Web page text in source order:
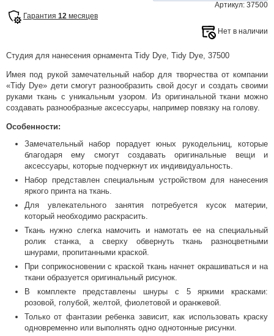
Артикул: 37500
Гарантия 12 месяцев
Нет в наличии
Студия для нанесения орнамента Tidy Dye, Tidy Dye, 37500
Имея под рукой замечательный набор для творчества от компании
«Tidy Dye» дети смогут разнообразить свой досуг и создать своими
руками ткань с уникальным узором. Из оригинальной ткани можно
создавать разнообразные аксессуары, например повязку на голову.
Особенности:
Замечательный набор порадует юных рукодельниц, которые
благодаря ему смогут создавать оригинальные вещи и
аксессуары, которые подчеркнут их индивидуальность.
Набор представлен специальным устройством для нанесения
яркого принта на ткань.
Для увлекательного занятия потребуется кусок материи,
который необходимо раскрасить.
Ткань нужно слегка намочить и намотать ее на специальный
ролик станка, а сверху обвернуть ткань разноцветными
шнурами, пропитанными краской.
При соприкосновении с краской ткань начнет окрашиваться и на
ткани образуется оригинальный рисунок.
В комплекте представлены шнуры с 5 яркими красками:
розовой, голубой, желтой, фиолетовой и оранжевой.
Только от фантазии ребенка зависит, как использовать краску
одновременно или выполнять одно однотонные рисунки.